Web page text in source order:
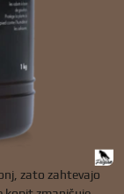
zato zahtevajo